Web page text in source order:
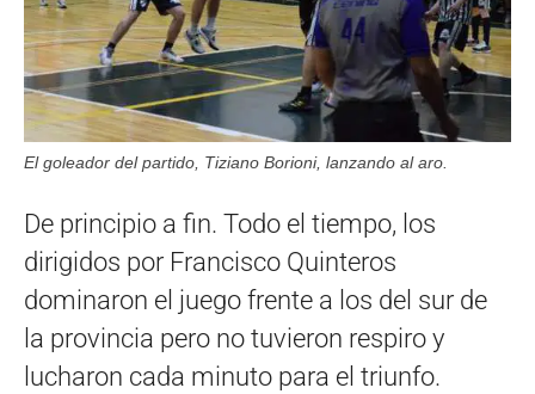
El goleador del partido, Tiziano Borioni, lanzando al aro.
De principio a fin. Todo el tiempo, los
dirigidos por Francisco Quinteros
dominaron el juego frente a los del sur de
la provincia pero no tuvieron respiro y
lucharon cada minuto para el triunfo.